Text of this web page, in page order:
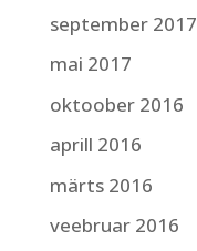
september 2017
mai 2017
oktoober 2016
aprill 2016
märts 2016
veebruar 2016